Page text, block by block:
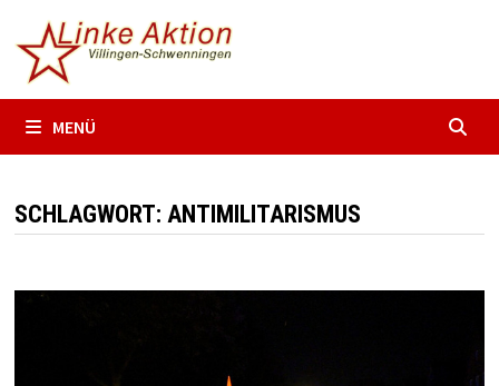
Inhalt
springen
MENÜ
SCHLAGWORT: ANTIMILITARISMUS